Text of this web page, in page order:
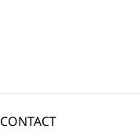
CONTACT